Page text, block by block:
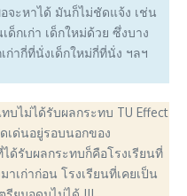
จะหาได้ มันก็ไม่ชัดแจ้ง เช่น
กเก่า เด็กใหม่ด้วย ซึ่งบาง
ก่ากี่ที่นั่งเด็กใหม่กี่ที่นั่ง ฯลฯ
บไม่ได้รับผลกระทบ TU Effect
เด่นอยู่รอบนอกของ
ด้รับผลกระทบก็คือโรงเรียนที่
เก่าก่อน โรงเรียนที่เคยเป็น